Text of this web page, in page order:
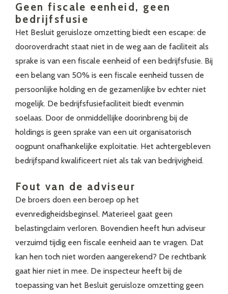
Geen fiscale eenheid, geen
bedrijfsfusie
Het Besluit geruisloze omzetting biedt een escape: de
dooroverdracht staat niet in de weg aan de faciliteit als
sprake is van een fiscale eenheid of een bedrijfsfusie. Bij
een belang van 50% is een fiscale eenheid tussen de
persoonlijke holding en de gezamenlijke bv echter niet
mogelijk. De bedrijfsfusiefaciliteit biedt evenmin
soelaas. Door de onmiddellijke doorinbreng bij de
holdings is geen sprake van een uit organisatorisch
oogpunt onafhankelijke exploitatie. Het achtergebleven
bedrijfspand kwalificeert niet als tak van bedrijvigheid.
Fout van de adviseur
De broers doen een beroep op het
evenredigheidsbeginsel. Materieel gaat geen
belastingclaim verloren. Bovendien heeft hun adviseur
verzuimd tijdig een fiscale eenheid aan te vragen. Dat
kan hen toch niet worden aangerekend? De rechtbank
gaat hier niet in mee. De inspecteur heeft bij de
toepassing van het Besluit geruisloze omzetting geen